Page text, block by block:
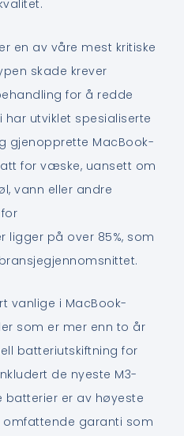
en av våre mest kritiske
skade krever
for å redde
utviklet spesialiserte
gjenopprette MacBook-
for væske, uansett om
vann eller andre
på over 85%, som
vanlige i MacBook-
som er mer enn to år
batteriutskiftning for
de nyeste M3-
batterier er av høyeste
garanti som